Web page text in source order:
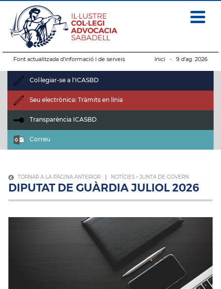
Font actualitzada d’informació i de serveis Inici - 9 d’ag. 2026
Col·legiar-se a l'ICASBD
Seu electrònica: Tràmits en línia
Transparència ICASBD
Correu
TORNAR A LA PÀGINA ANTERIOR | NOTÍCIES - JUNTA DE GOVERN
DIPUTAT DE GUÀRDIA JULIOL 2026